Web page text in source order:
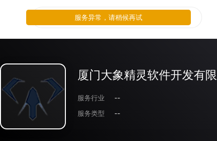
厦门大象精灵软件开发有
服务行业
--
服务类型
--
服务异常，请稍候再试